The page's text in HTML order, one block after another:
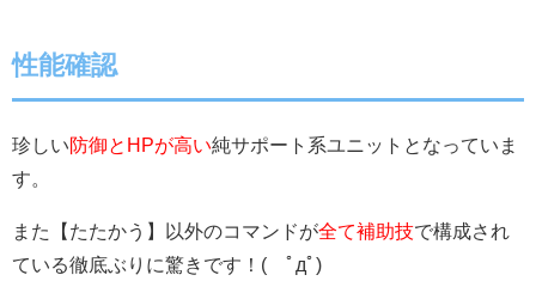
性能確認
珍しい防御とHPが高い純サポート系ユニットとなっていま
す。
また【たたかう】以外のコマンドが全て補助技で構成され
ている徹底ぶりに驚きです！( ﾟдﾟ)